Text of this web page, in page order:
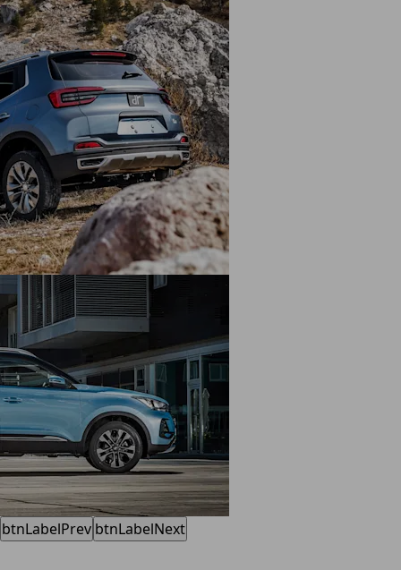
btnLabelPrev btnLabelNext